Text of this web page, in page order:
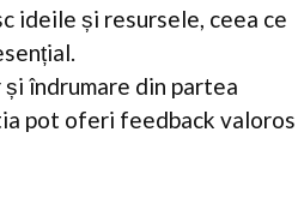
ideile și resursele, ceea ce
îndrumare din partea
pot oferi feedback valoros